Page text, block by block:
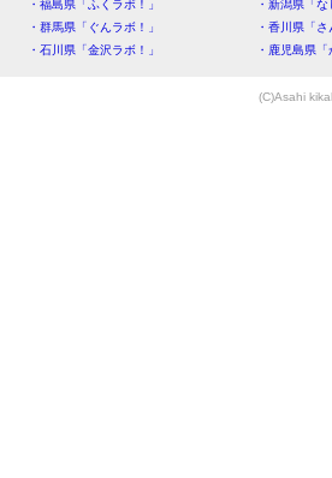
・福島県「ふくラボ！」
・新潟県「
・群馬県「ぐんラボ！」
・香川県「
・石川県「金沢ラボ！」
・鹿児島県
(C)Asahi